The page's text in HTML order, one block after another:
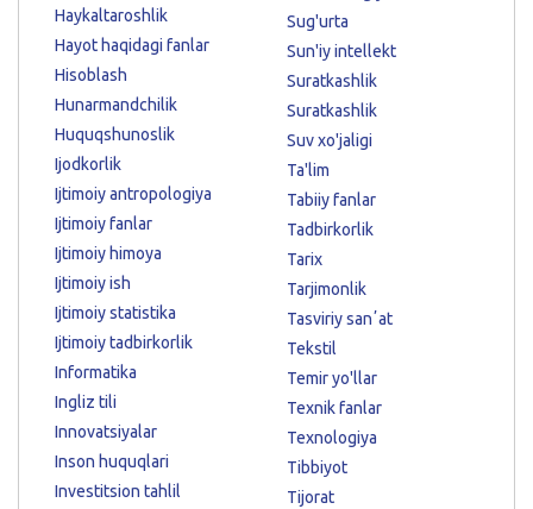
Haykaltaroshlik
Hayot haqidagi fanlar
Hisoblash
Hunarmandchilik
Huquqshunoslik
Ijodkorlik
Ijtimoiy antropologiya
Ijtimoiy fanlar
Ijtimoiy himoya
Ijtimoiy ish
Ijtimoiy statistika
Ijtimoiy tadbirkorlik
Informatika
Ingliz tili
Innovatsiyalar
Inson huquqlari
Investitsion tahlil
Sug'urta
Sun'iy intellekt
Suratkashlik
Suratkashlik
Suv xo'jaligi
Ta'lim
Tabiiy fanlar
Tadbirkorlik
Tarix
Tarjimonlik
Tasviriy sanʼat
Tekstil
Temir yo'llar
Texnik fanlar
Texnologiya
Tibbiyot
Tijorat